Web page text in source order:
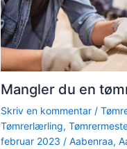
Mangler du en
Skriv en kommentar /
Tømrerlærling,
februar 2023 / Aabenraa,